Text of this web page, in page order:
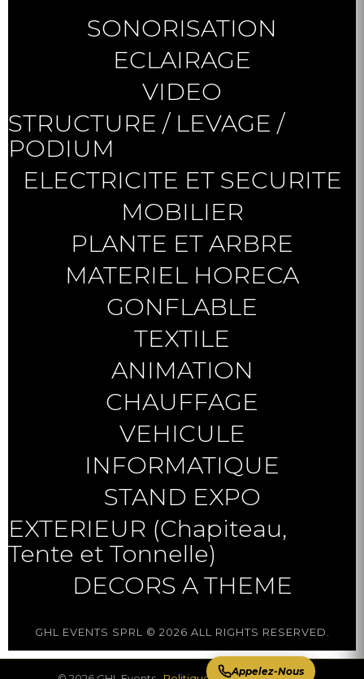
SONORISATION
ECLAIRAGE
VIDEO
STRUCTURE / LEVAGE /
PODIUM
ELECTRICITE ET SECURITE
MOBILIER
PLANTE ET ARBRE
MATERIEL HORECA
GONFLABLE
TEXTILE
ANIMATION
CHAUFFAGE
VEHICULE
INFORMATIQUE
STAND EXPO
EXTERIEUR (Chapiteau,
Tente et Tonnelle)
DECORS A THEME
GHL EVENTS SPRL © 2026 ALL RIGHTS RESERVED.
Appelez-Nous